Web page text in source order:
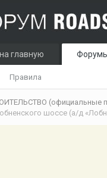
главную
Правила
(официальные
шоссе (а/д